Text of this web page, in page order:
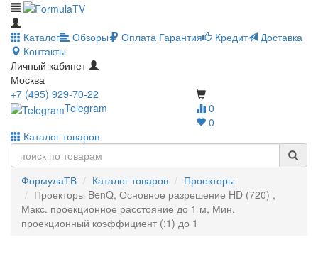
Каталог Обзоры Оплата Гарантия Кредит
Доставка
Контакты
Личный кабинет
Москва
0
0
+7 (495) 929-70-22
Telegram
Каталог товаров
ФормулаТВ Каталог товаров
Проекторы
Проекторы BenQ, Основное разрешение HD (720) ,
Макс. проекционное расстояние до 1 м, Мин.
проекционный коэффициент (:1) до 1